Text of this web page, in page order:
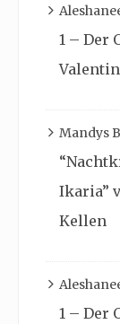
1 – Der
Mandys
Ikaria”
Kellen
1 – Der